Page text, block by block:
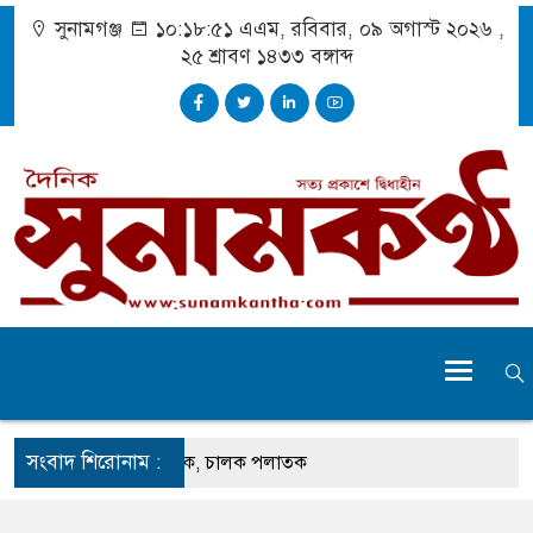
সুনামগঞ্জ ১০:১৮:৫২ এএম, রবিবার, ০৯ অগাস্ট ২০২৬ ,
২৫ শ্রাবণ ১৪৩৩ বঙ্গাব্দ
সংবাদ শিরোনাম :
ঝুলছে ডাম্প ট্রাক, চালক পলাতক